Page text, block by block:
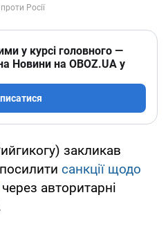
у курсі головного —
Новини на OBOZ.UA у
закликав
санкції щодо
авторитарні